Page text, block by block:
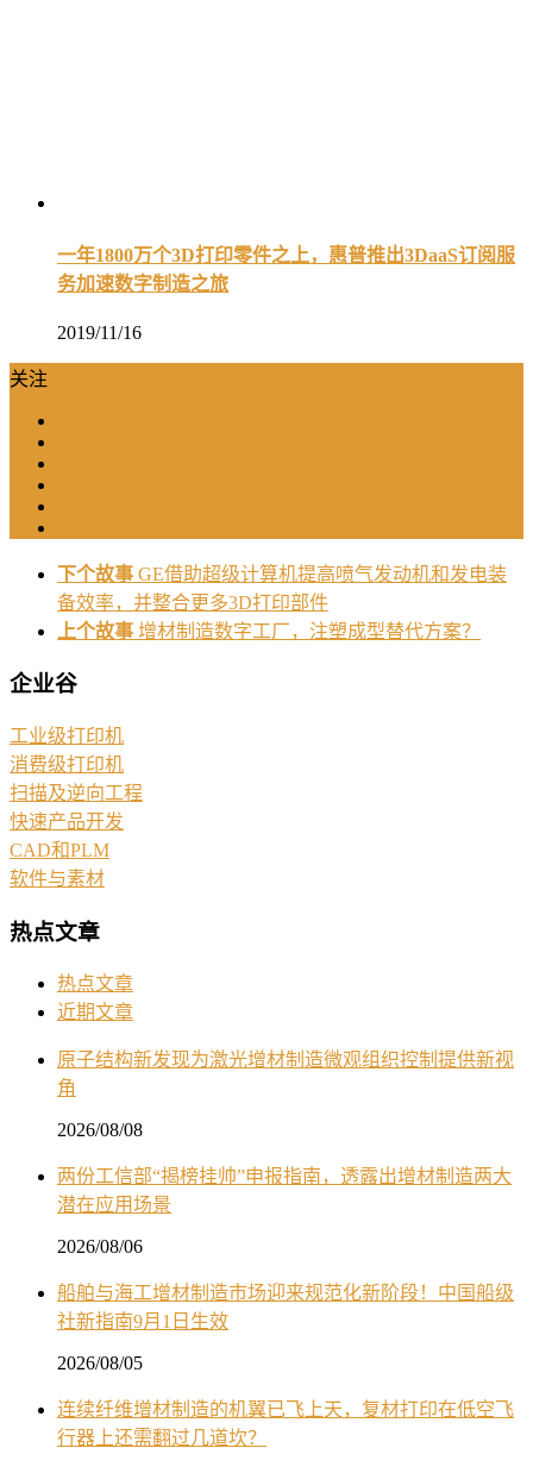
一年1800万个3D打印零件之上，惠普推出3DaaS订阅服
务加速数字制造之旅
2019/11/16
关注
下个故事 GE借助超级计算机提高喷气发动机和发电装
备效率，并整合更多3D打印部件
上个故事 增材制造数字工厂，注塑成型替代方案？
企业谷
工业级打印机
消费级打印机
扫描及逆向工程
快速产品开发
CAD和PLM
软件与素材
热点文章
热点文章
近期文章
原子结构新发现为激光增材制造微观组织控制提供新视
角
2026/08/08
两份工信部“揭榜挂帅”申报指南，透露出增材制造两大
潜在应用场景
2026/08/06
船舶与海工增材制造市场迎来规范化新阶段！中国船级
社新指南9月1日生效
2026/08/05
连续纤维增材制造的机翼已飞上天，复材打印在低空飞
行器上还需翻过几道坎？